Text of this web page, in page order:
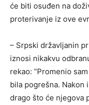
će biti osuđen na
proterivanje iz ove
– Srpski državljanin
iznosi nikakvu
rekao: “Promenio
bila pogrešna. Nakon
drago što će njegova